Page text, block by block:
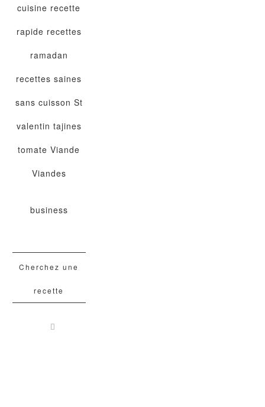
cuisine recette
rapide recettes
ramadan
recettes saines
sans cuisson St
valentin tajines
tomate Viande
Viandes
business
Cherchez une
recette